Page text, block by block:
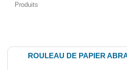
Produits
ROULEAU DE PAPIER